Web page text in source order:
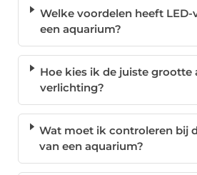
Welke voordelen heeft
een aquarium?
Hoe kies ik de juiste
verlichting?
Wat moet ik controleren bij
van een aquarium?